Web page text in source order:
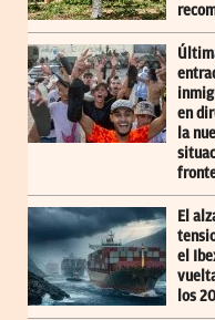
en
la
El
el
los